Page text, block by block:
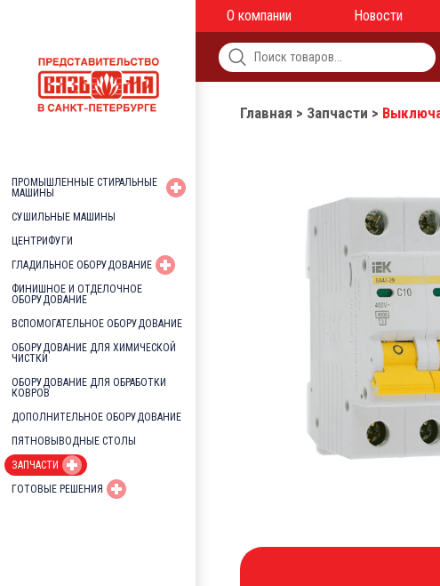
ПРОМЫШЛЕННЫЕ СТИРАЛЬНЫЕ
МАШИНЫ
СУШИЛЬНЫЕ МАШИНЫ
ЦЕНТРИФУГИ
ГЛАДИЛЬНОЕ ОБОРУДОВАНИЕ
ФИНИШНОЕ И ОТДЕЛОЧНОЕ
ОБОРУДОВАНИЕ
ВСПОМОГАТЕЛЬНОЕ ОБОРУДОВАНИЕ
ОБОРУДОВАНИЕ ДЛЯ ХИМИЧЕСКОЙ
ЧИСТКИ
ОБОРУДОВАНИЕ ДЛЯ ОБРАБОТКИ
КОВРОВ
ДОПОЛНИТЕЛЬНОЕ ОБОРУДОВАНИЕ
ПЯТНОВЫВОДНЫЕ СТОЛЫ
ЗАПЧАСТИ
ГОТОВЫЕ РЕШЕНИЯ
О компании Новости
Главная > Запчасти >